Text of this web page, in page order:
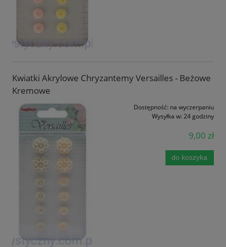
Kwiatki Akrylowe Chryzantemy Versailles - Beżowe
Kremowe
Dostępność: na wyczerpaniu
Wysyłka w: 24 godziny
9,00 zł
do koszyka